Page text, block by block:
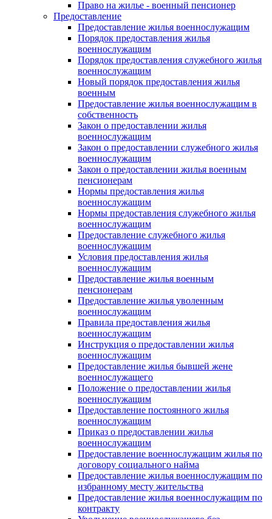
Право на жилье - военный пенсионер
Предоставление
Предоставление жилья военнослужащим
Порядок предоставления жилья
военнослужащим
Порядок предоставления служебного жилья
военнослужащим
Новый порядок предоставления жилья
военным
Предоставление жилья военнослужащим в
собственность
Закон о предоставлении жилья
военнослужащим
Закон о предоставлении служебного жилья
военнослужащим
Закон о предоставлении жилья военным
пенсионерам
Нормы предоставления жилья
военнослужащим
Нормы предоставления служебного жилья
военнослужащим
Предоставление служебного жилья
военнослужащим
Условия предоставления жилья
военнослужащим
Предоставление жилья военным
пенсионерам
Предоставление жилья уволенным
военнослужащим
Правила предоставления жилья
военнослужащим
Инструкция о предоставлении жилья
военнослужащим
Предоставление жилья бывшей жене
военнослужащего
Положение о предоставлении жилья
военнослужащим
Предоставление постоянного жилья
военнослужащим
Приказ о предоставлении жилья
военнослужащим
Предоставление военнослужащим жилья по
договору социального найма
Предоставление жилья военнослужащим по
избранному месту жительства
Предоставление жилья военнослужащим по
контракту